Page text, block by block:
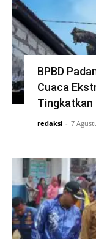
BPBD
Cuaca
Tingkatkan
redaksi - 7